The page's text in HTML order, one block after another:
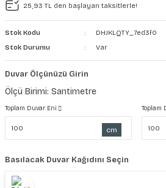
Duvar Kanvası
25,93 TL den başlayan taksitlerle!
Stok Kodu
DHJKLQTY_7ed3f0
Stok Durumu
Var
Duvar Ölçünüzü Girin
Ölçü Birimi: Santimetre
Toplam Duvar Eni
cm
Toplam
Basılacak Duvar Kağıdını Seçin